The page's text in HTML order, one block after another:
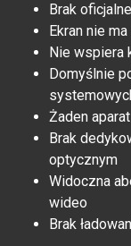
Brak
Ekran nie
Nie wspiera
Domyślnie
Żaden
Brak
optycznym
Widoczna
wideo
Brak